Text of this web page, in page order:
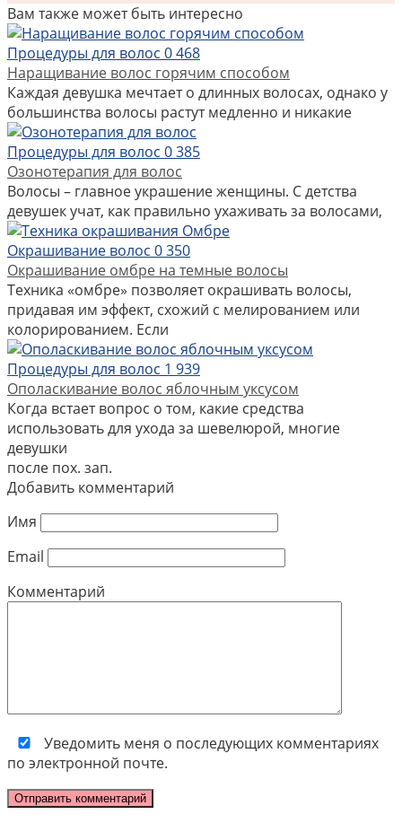
Вам также может быть интересно
Процедуры для волос 0468
Наращивание волос горячим способом
Каждая девушка мечтает о длинных волосах, однако у
большинства волосы растут медленно и никакие
Процедуры для волос 0385
Озонотерапия для волос
Волосы – главное украшение женщины. С детства
девушек учат, как правильно ухаживать за волосами,
Окрашивание волос 0350
Окрашивание омбре на темные волосы
Техника «омбре» позволяет окрашивать волосы,
придавая им эффект, схожий с мелированием или
колорированием. Если
Процедуры для волос 1 939
Ополаскивание волос яблочным уксусом
Когда встает вопрос о том, какие средства
использовать для ухода за шевелюрой, многие
девушки
после пох. зап.
Добавить комментарий
Имя
Email
Комментарий
Уведомить меня о последующих комментариях
по электронной почте.